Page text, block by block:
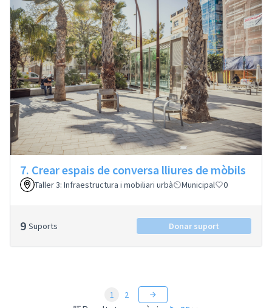
7. Crear espais de conversa lliures de mòbils
Taller 3: Infraestructura i mobiliari urbà Municipal 0
9 Suports Donar suport
1 2